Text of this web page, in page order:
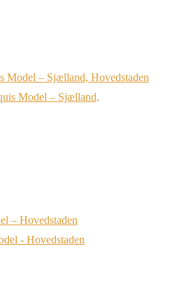
Model – Sjælland, Hovedstaden
– Hovedstaden